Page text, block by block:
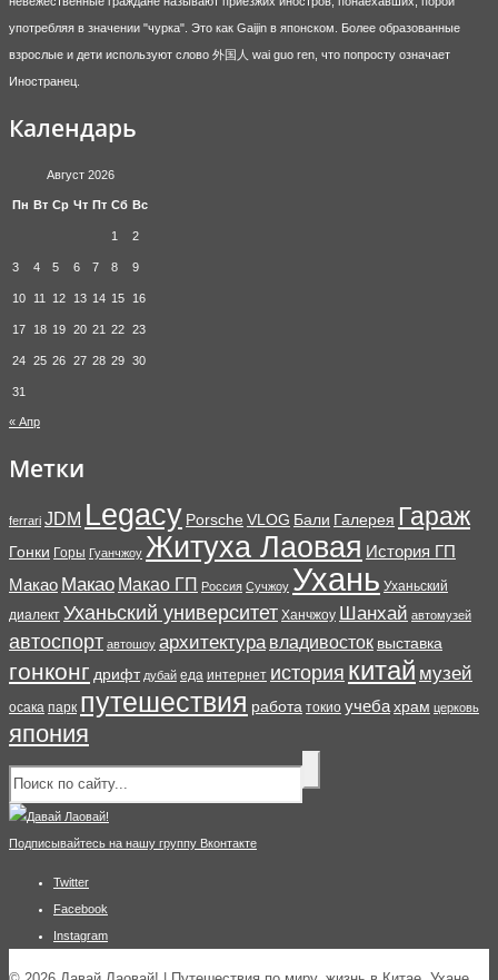
употребляя в значении "чурка". Это как Gaijin в японском. Более образованные
взрослые и дети используют слово 外国人 wai guo ren, что попросту означает
Иностранец.
Календарь
Август 2026
Пн Вт Ср Чт Пт Сб Вс
1 2
3 4 5 6 7 8 9
10 11 12 13 14 15 16
17 18 19 20 21 22 23
24 25 26 27 28 29 30
31
« Апр
Метки
ferrari JDM Legacy Porsche VLOG Бали Галерея Гараж
Гонки Горы Гуанчжоу Житуха Лаовая История ГП
Макао Макао Макао ГП Россия Сучжоу Ухань Уханьский
диалект Уханьский университет Ханчжоу Шанхай автомузей
автоспорт автошоу архитектура владивосток выставка
гонконг дрифт дубай еда интернет история китай музей
осака парк путешествия работа токио учебахрам церковь
япония
Подписывайтесь на нашу группу Вконтакте
Twitter
Facebook
Instagram